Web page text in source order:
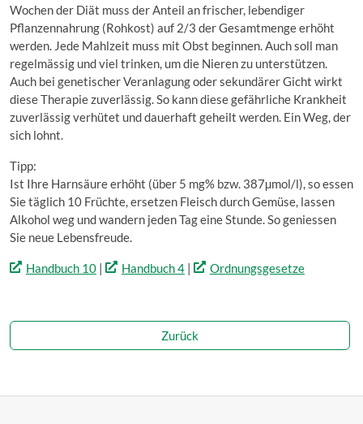
Wochen der Diät muss der Anteil an frischer, lebendiger
Pflanzennahrung (Rohkost) auf 2/3 der Gesamtmenge erhöht
werden. Jede Mahlzeit muss mit Obst beginnen. Auch soll man
regelmässig und viel trinken, um die Nieren zu unterstützen.
Auch bei genetischer Veranlagung oder sekundärer Gicht wirkt
diese Therapie zuverlässig. So kann diese gefährliche Krankheit
zuverlässig verhütet und dauerhaft geheilt werden. Ein Weg, der
sich lohnt.
Tipp:
Ist Ihre Harnsäure erhöht (über 5 mg% bzw. 387µmol/l), so essen
Sie täglich 10 Früchte, ersetzen Fleisch durch Gemüse, lassen
Alkohol weg und wandern jeden Tag eine Stunde. So geniessen
Sie neue Lebensfreude.
Handbuch 10| Handbuch 4| Ordnungsgesetze
Zurück